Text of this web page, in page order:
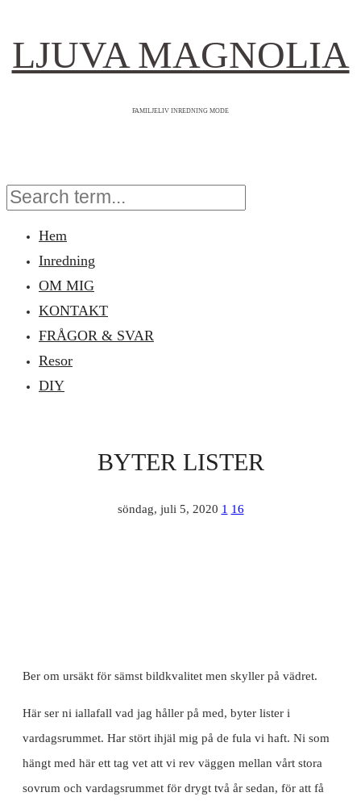
LJUVA MAGNOLIA
FAMILJELIV INREDNING MODE
Hem
Inredning
OM MIG
KONTAKT
FRÅGOR & SVAR
Resor
DIY
BYTER LISTER
söndag, juli 5, 2020 1 16
Ber om ursäkt för sämst bildkvalitet men skyller på vädret.
Här ser ni iallafall vad jag håller på med, byter lister i
vardagsrummet. Har stört ihjäl mig på de fula vi haft. Ni som
hängt med här ett tag vet att vi rev väggen mellan vårt stora
sovrum och vardagsrummet för drygt två år sedan, för att få